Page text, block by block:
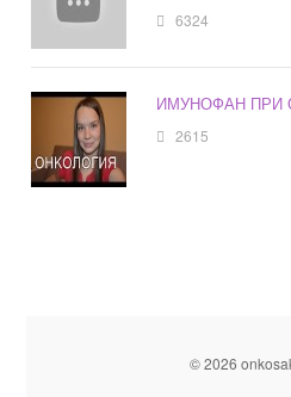
6324
ИМУНОФАН ПРИ
2615
© 2026